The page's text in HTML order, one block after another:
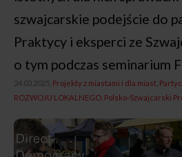
szwajcarskie podejście do
Praktycy i eksperci ze
o tym podczas seminarium
24.03.2025, Projekty z miastami i dla miast
ROZWOJU LOKALNEGO Polsko-Szwajcarski